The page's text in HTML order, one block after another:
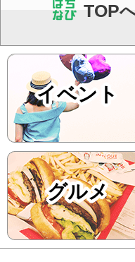
TOP
イベント
グルメ